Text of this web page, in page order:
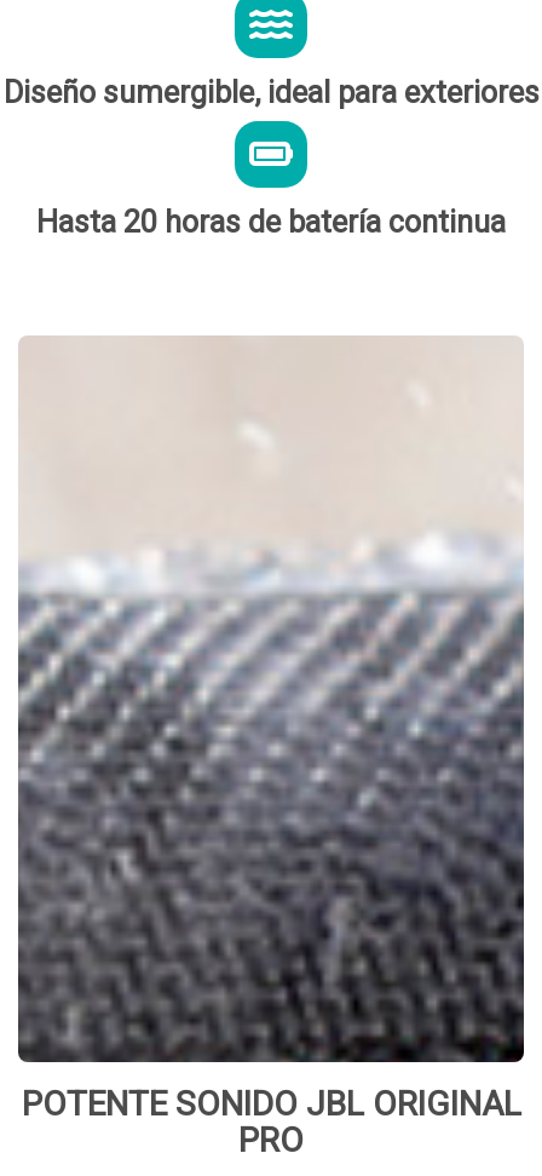
Diseño sumergible, ideal para exteriores
Hasta 20 horas de batería continua
POTENTE SONIDO JBL ORIGINAL
PRO